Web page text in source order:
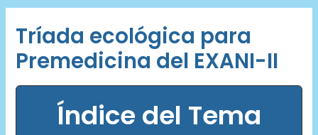
Tríada ecológica para
Premedicina del EXANI-II
Índice del Tema